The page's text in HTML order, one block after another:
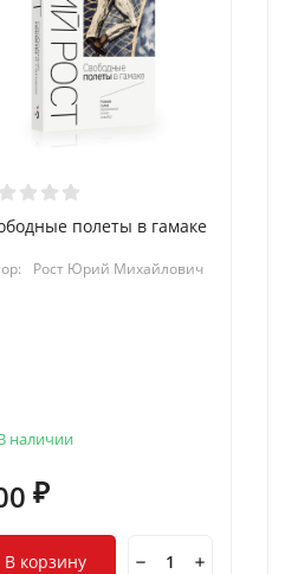
полеты в гамаке
Рост Юрий Михайлович
наличии
₽
В корзину